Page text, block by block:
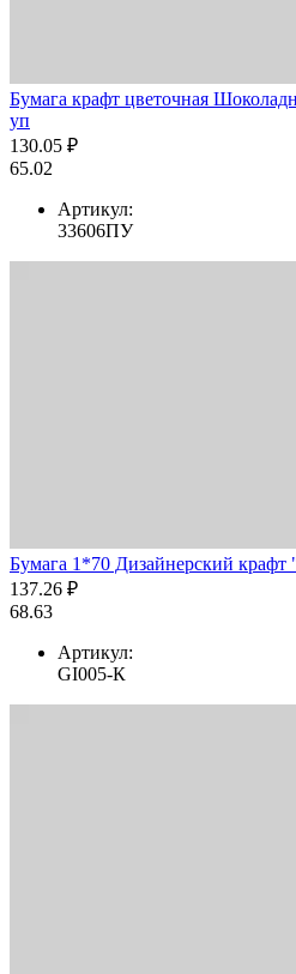
Бумага крафт цветочная
уп
130.05 ₽
65.02
Артикул:
33606ПУ
Бумага 1*70 Дизайнерский
137.26 ₽
68.63
Артикул:
GI005-К